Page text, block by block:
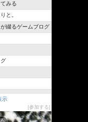
みる
と。
綴るゲームブログ
ヒプレイ日記
示
参加する